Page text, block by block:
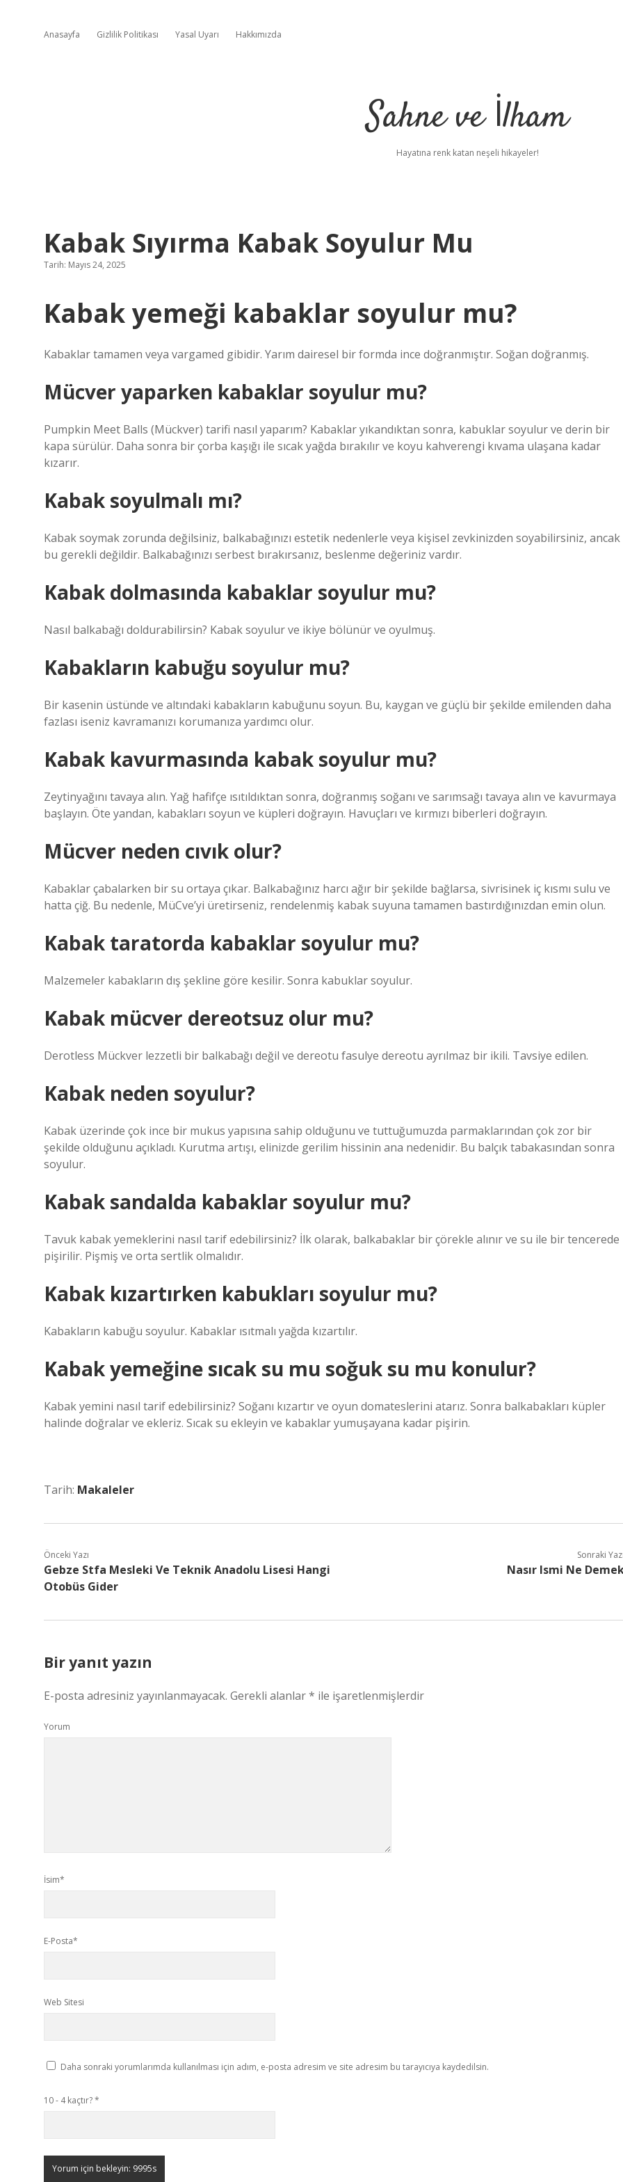
Anasayfa Gizlilik Politikası Yasal Uyarı Hakkımızda
Sahne ve İlham
Hayatına renk katan neşeli hikayeler!
Kabak Sıyırma Kabak Soyulur Mu
Tarih: Mayıs 24, 2025
Kabak yemeği kabaklar soyulur mu?
Kabaklar tamamen veya vargamed gibidir. Yarım dairesel bir formda ince doğranmıştır. Soğan doğranmış.
Mücver yaparken kabaklar soyulur mu?
Pumpkin Meet Balls (Mückver) tarifi nasıl yaparım? Kabaklar yıkandıktan sonra, kabuklar soyulur ve derin bir
kapa sürülür. Daha sonra bir çorba kaşığı ile sıcak yağda bırakılır ve koyu kahverengi kıvama ulaşana kadar
kızarır.
Kabak soyulmalı mı?
Kabak soymak zorunda değilsiniz, balkabağınızı estetik nedenlerle veya kişisel zevkinizden soyabilirsiniz, ancak
bu gerekli değildir. Balkabağınızı serbest bırakırsanız, beslenme değeriniz vardır.
Kabak dolmasında kabaklar soyulur mu?
Nasıl balkabağı doldurabilirsin? Kabak soyulur ve ikiye bölünür ve oyulmuş.
Kabakların kabuğu soyulur mu?
Bir kasenin üstünde ve altındaki kabakların kabuğunu soyun. Bu, kaygan ve güçlü bir şekilde emilenden daha
fazlası iseniz kavramanızı korumanıza yardımcı olur.
Kabak kavurmasında kabak soyulur mu?
Zeytinyağını tavaya alın. Yağ hafifçe ısıtıldıktan sonra, doğranmış soğanı ve sarımsağı tavaya alın ve kavurmaya
başlayın. Öte yandan, kabakları soyun ve küpleri doğrayın. Havuçları ve kırmızı biberleri doğrayın.
Mücver neden cıvık olur?
Kabaklar çabalarken bir su ortaya çıkar. Balkabağınız harcı ağır bir şekilde bağlarsa, sivrisinek iç kısmı sulu ve
hatta çiğ. Bu nedenle, MüCve’yi üretirseniz, rendelenmiş kabak suyuna tamamen bastırdığınızdan emin olun.
Kabak taratorda kabaklar soyulur mu?
Malzemeler kabakların dış şekline göre kesilir. Sonra kabuklar soyulur.
Kabak mücver dereotsuz olur mu?
Derotless Mückver lezzetli bir balkabağı değil ve dereotu fasulye dereotu ayrılmaz bir ikili. Tavsiye edilen.
Kabak neden soyulur?
Kabak üzerinde çok ince bir mukus yapısına sahip olduğunu ve tuttuğumuzda parmaklarından çok zor bir
şekilde olduğunu açıkladı. Kurutma artışı, elinizde gerilim hissinin ana nedenidir. Bu balçık tabakasından sonra
soyulur.
Kabak sandalda kabaklar soyulur mu?
Tavuk kabak yemeklerini nasıl tarif edebilirsiniz? İlk olarak, balkabaklar bir çörekle alınır ve su ile bir tencerede
pişirilir. Pişmiş ve orta sertlik olmalıdır.
Kabak kızartırken kabukları soyulur mu?
Kabakların kabuğu soyulur. Kabaklar ısıtmalı yağda kızartılır.
Kabak yemeğine sıcak su mu soğuk su mu konulur?
Kabak yemini nasıl tarif edebilirsiniz? Soğanı kızartır ve oyun domateslerini atarız. Sonra balkabakları küpler
halinde doğralar ve ekleriz. Sıcak su ekleyin ve kabaklar yumuşayana kadar pişirin.
Tarih: Makaleler
Önceki Yazı
Gebze Stfa Mesleki Ve Teknik Anadolu Lisesi Hangi
Otobüs Gider
Sonraki
Nasır Ismi Ne
Bir yanıt yazın
E-posta adresiniz yayınlanmayacak. Gerekli alanlar* ile işaretlenmişlerdir
Yorum
İsim*
E-Posta*
Web Sitesi
Daha sonraki yorumlarımda kullanılması için adım, e-posta adresim ve site adresim bu tarayıcıya kaydedilsin.
10 - 4 kaçtır?*